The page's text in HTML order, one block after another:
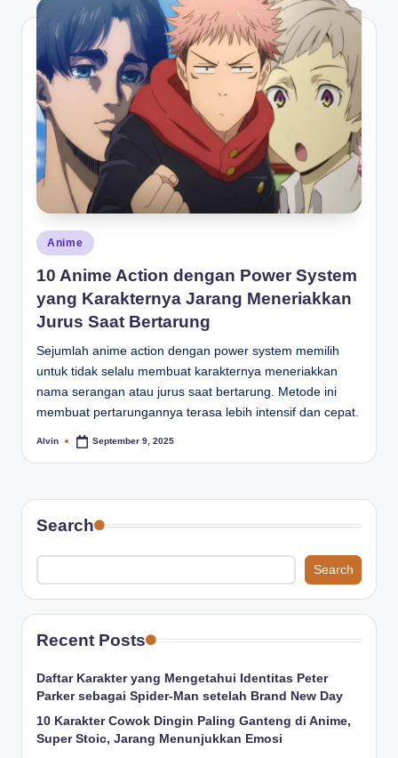
Posted
in
Anime
10 Anime Action dengan Power System
yang Karakternya Jarang Meneriakkan
Jurus Saat Bertarung
Sejumlah anime action dengan power system memilih
untuk tidak selalu membuat karakternya meneriakkan
nama serangan atau jurus saat bertarung. Metode ini
membuat pertarungannya terasa lebih intensif dan cepat.
Posted
Alvin September 9, 2025
Search
Search
Recent Posts
Daftar Karakter yang Mengetahui Identitas Peter
Parker sebagai Spider-Man setelah Brand New Day
10 Karakter Cowok Dingin Paling Ganteng di Anime,
Super Stoic, Jarang Menunjukkan Emosi